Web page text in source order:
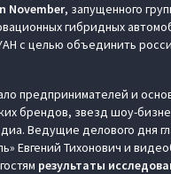
November, запущенного
гибридных
с целью объединить
предпринимателей и
брендов, звезд шоу-
Ведущие делового дня
Евгений Тихонович и
результаты